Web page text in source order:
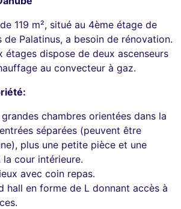
119 m², situé au 4ème étage de
de Palatinus, a besoin de rénovation.
étages dispose de deux ascenseurs
au convecteur à gaz.
chambres orientées dans la
séparées (peuvent être
plus une petite pièce et une
cour intérieure.
avec coin repas.
hall en forme de L donnant accès à